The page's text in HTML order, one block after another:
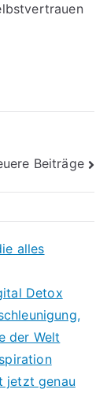
Beiträge
alles
Detox
der Welt
jetzt genau